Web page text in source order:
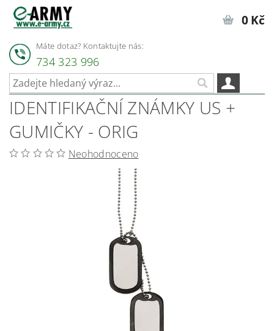
Máte dotaz? Kontaktujte nás:
734 323 996
0 Kč
IDENTIFIKAČNÍ ZNÁMKY US +
GUMIČKY - ORIG
Neohodnoceno